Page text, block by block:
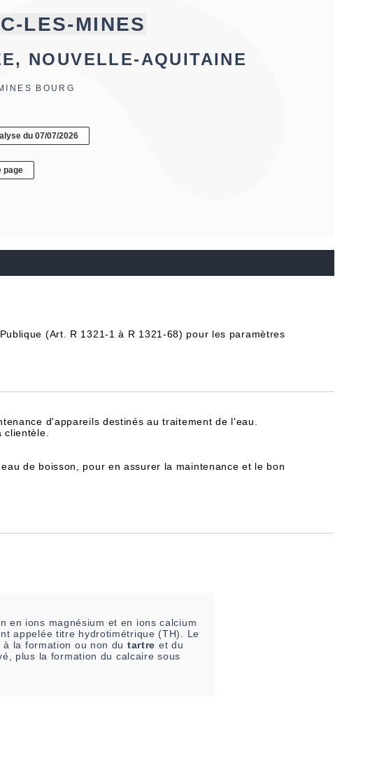
LES-MINES
NOUVELLE-AQUITAINE
BOURG
du 07/07/2026
page
(Art. R 1321-1 à R 1321-68) pour les paramètres
d'appareils destinés au traitement de l'eau.
de boisson, pour en assurer la maintenance et le bon
en ions magnésium et en ions calcium
appelée titre hydrotimétrique (TH). Le
la formation ou non du tartre et du
plus la formation du calcaire sous